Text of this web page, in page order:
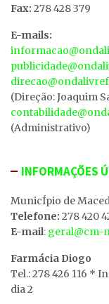
Fax: 278 428 379
E-mails:
(Direção: Joaquim
(Administrativo)
INFORMAÇÕES
MunicÍpio de
Telefone: 278 420
E-mail: geral@cm-
Farmácia Diogo
Tel.: 278 426 116 *
dia 2